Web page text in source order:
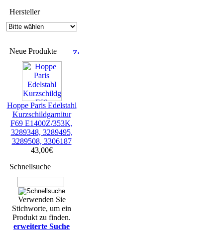
Hersteller
Neue Produkte
Hoppe Paris Edelstahl
Kurzschildgarnitur
F69 E1400Z/353K,
3289348, 3289495,
3289508, 3306187
43,00€
Schnellsuche
Verwenden Sie
Stichworte, um ein
Produkt zu finden.
erweiterte Suche